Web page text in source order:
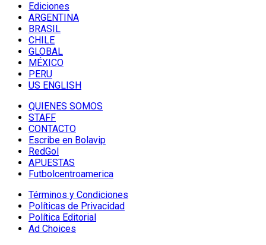
Ediciones
ARGENTINA
BRASIL
CHILE
GLOBAL
MÉXICO
PERU
US ENGLISH
QUIENES SOMOS
STAFF
CONTACTO
Escribe en Bolavip
RedGol
APUESTAS
Futbolcentroamerica
Términos y Condiciones
Políticas de Privacidad
Política Editorial
Ad Choices